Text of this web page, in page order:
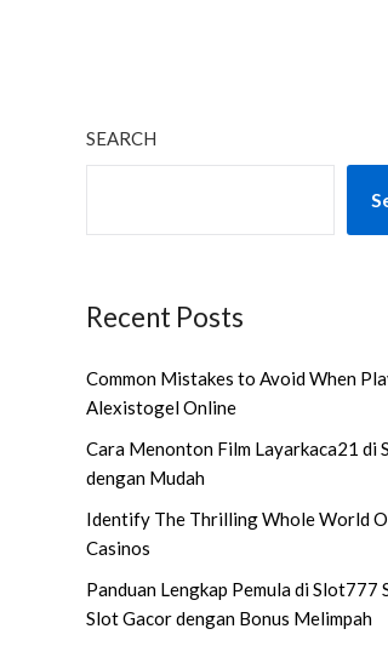
SEARCH
Recent Posts
Common Mistakes to Avoid When
Alexistogel Online
Cara Menonton Film Layarkaca21 di
dengan Mudah
Identify The Thrilling Whole World
Casinos
Panduan Lengkap Pemula di Slot777
Slot Gacor dengan Bonus Melimpah